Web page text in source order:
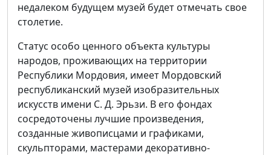
недалеком будущем музей будет отмечать свое
столетие.
Статус особо ценного объекта культуры
народов, проживающих на территории
Республики Мордовия, имеет Мордовский
республиканский музей изобразительных
искусств имени С. Д. Эрьзи. В его фондах
сосредоточены лучшие произведения,
созданные живописцами и графиками,
скульпторами, мастерами декоративно-